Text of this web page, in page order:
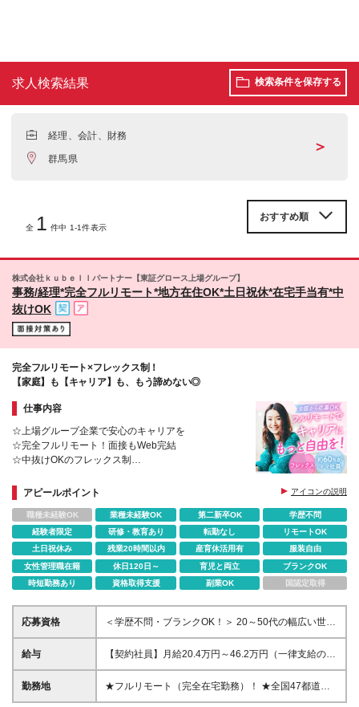
求人検索結果 検索条件を保存する
経理、会計、財務
群馬県
＞
全 1 件中 1-1件表示
株式会社ｋｕｂｅｌｌパートナー【東証グロース上場グループ】
事務/経理*完全フルリモート*地方在住OK*土日祝休*在宅手当有*中
抜けOK
完全フルリモート×フレックス制！
【家庭】も【キャリア】も、もう諦めない◎
仕事内容
☆上場グループ企業で安心のキャリアを
☆完全フルリモート！面接もWeb完結
☆中抜けOKのフレックス制
社員も活躍
☆土日祝休み＆年間休日120日！残業月15hほど
アピールポイント アイコンの説明
職種未経験OK 業種未経験OK 第二新卒OK
学歴不問
経験者限定
研修・教育あり 転勤なし
リモートOK
土日祝休み
残業20時間以内 産育休活用有
服装自由
女性管理職在籍
休日120日～ 育児と両立
ブランクOK
時短勤務あり
資格取得支援 副業OK 国認定取得
応募資格
＜学歴不問・ブランクOK！＞ 20～50代の幅広い世代
が活躍中！ 子育て・介護などライフステージに合わ
せた働き方が叶う★ ■以下いずれかの経験がある方 └
方（2年以上） ＼以下のスキルやご経験がある方は大
歓迎です♪／ ■法人顧客とのコミュニケーション経験
給与
【契約社員】月給20.4万円～46.2万円（一律支給の在
宅手当含む）＋賞与年2回 【アルバイト】時給1,226
円～2,244円 ◎経験・能力を考慮し決定します。 ※試
勤務地
★フルリモート（完全在宅勤務）！ ★全国47都道府
県どこからでも勤務OKです！70%が地方在住者 （原